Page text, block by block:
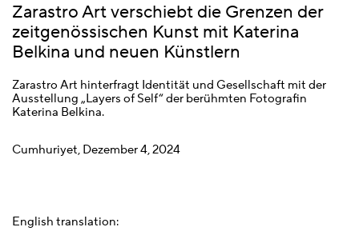
Zarastro Art verschiebt die Grenzen der
zeitgenössischen Kunst mit Katerina
Belkina und neuen Künstlern
Zarastro Art hinterfragt Identität und Gesellschaft mit der
Ausstellung „Layers of Self“ der berühmten Fotografin
Katerina Belkina.
Cumhuriyet, Dezember 4, 2024
English translation: